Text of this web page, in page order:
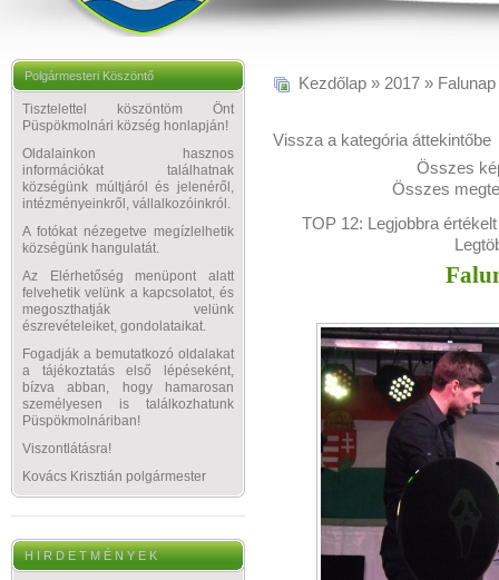
Polgármesteri Köszöntő
Tisztelettel köszöntöm Önt
Püspökmolnári község honlapján!
Oldalainkon hasznos
információkat találhatnak
községünk múltjáról és jelenéről,
intézményeinkről, vállalkozóinkról.
A fotókat nézegetve megízlelhetik
községünk hangulatát.
Az Elérhetőség menüpont alatt
felvehetik velünk a kapcsolatot, és
megoszthatják velünk
észrevételeiket, gondolataikat.
Fogadják a bemutatkozó oldalakat
a tájékoztatás első lépéseként,
bízva abban, hogy hamarosan
személyesen is találkozhatunk
Püspökmolnáriban!
Viszontlátásra!
Kovács Krisztián polgármester
H I R D E T M É N Y E K
Kezdőlap » 2017 »
Vissza a kategória áttekintőbe
Összes
Összes
TOP 12: Legjobbra értékelt